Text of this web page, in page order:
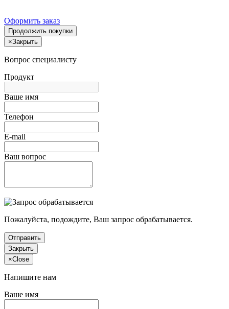
Оформить заказ
Продолжить покупки
×Закрыть
Вопрос специалисту
Продукт
Ваше имя
Телефон
E-mail
Ваш вопрос
Пожалуйста, подождите, Ваш запрос обрабатывается.
Отправить
Закрыть
×Close
Напишите нам
Ваше имя